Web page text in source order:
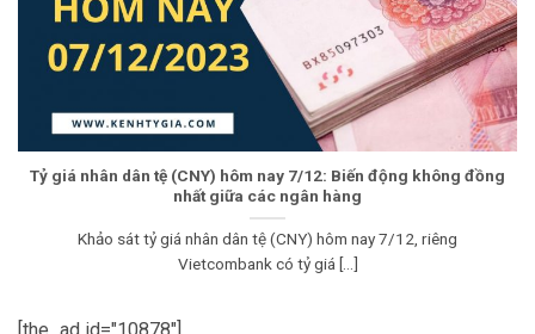
Tỷ giá nhân dân tệ (CNY) hôm nay 7/12: Biến động không đồng
nhất giữa các ngân hàng
Khảo sát tỷ giá nhân dân tệ (CNY) hôm nay 7/12, riêng
Vietcombank có tỷ giá [...]